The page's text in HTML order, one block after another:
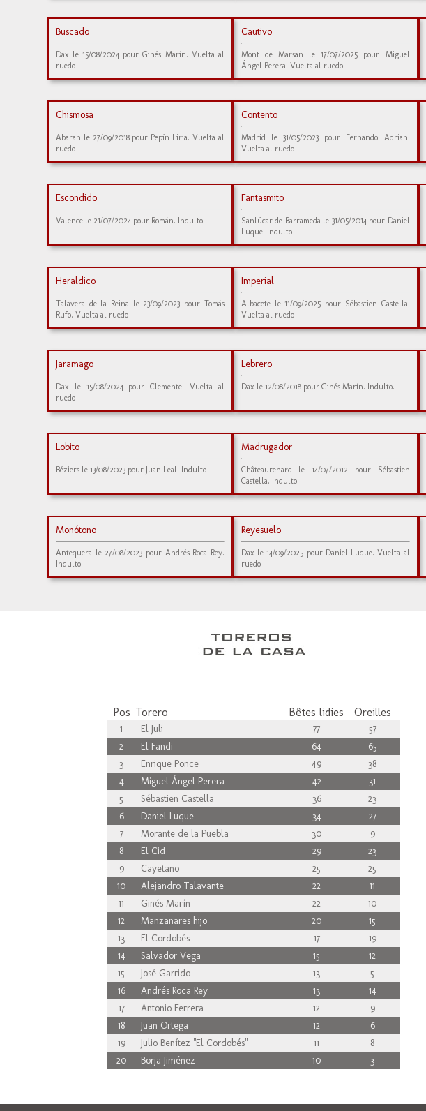
Buscado
Dax le 15/08/2024 pour Ginés Marín. Vuelta al
ruedo
Cautivo
Mont de Marsan le 17/07/2025 pour Miguel
Ángel Perera. Vuelta al ruedo
Chismosa
Abaran le 27/09/2018 pour Pepín Liria. Vuelta al
ruedo
Contento
Madrid le 31/05/2023 pour Fernando Adrian.
Vuelta al ruedo
Escondido
Valence le 21/07/2024 pour Román. Indulto
Fantasmito
Sanlúcar de Barrameda le 31/05/2014 pour Daniel
Luque. Indulto
Heraldico
Talavera de la Reina le 23/09/2023 pour Tomás
Rufo. Vuelta al ruedo
Imperial
Albacete le 11/09/2025 pour Sébastien Castella.
Vuelta al ruedo
Jaramago
Dax le 15/08/2024 pour Clemente. Vuelta al
ruedo
Lebrero
Dax le 12/08/2018 pour Ginés Marín. Indulto.
Lobito
Béziers le 13/08/2023 pour Juan Leal. Indulto
Madrugador
Châteaurenard le 14/07/2012 pour Sébastien
Castella. Indulto.
Monótono
Antequera le 27/08/2023 pour Andrés Roca Rey.
Indulto
Reyesuelo
Dax le 14/09/2025 pour Daniel Luque. Vuelta al
ruedo
Pos Torero Bêtes lidies Oreilles
1 El Juli 77
57
2
El Fandi 64
65
3
Enrique Ponce 49
38
4
Miguel Ángel Perera 42
31
5
Sébastien Castella 36
23
6
Daniel Luque 34
27
7
Morante de la Puebla 30
9
8
El Cid 29
23
9
Cayetano 25
25
10
Alejandro Talavante 22
11
11
Ginés Marín 22
10
12
Manzanares hijo 20
15
13
El Cordobés 17
19
14
Salvador Vega 15
12
15
José Garrido 13
5
16
Andrés Roca Rey 13
14
17
Antonio Ferrera 12
9
18
Juan Ortega 12
6
19
Julio Benítez "El Cordobés" 11
8
20
Borja Jiménez 10 3